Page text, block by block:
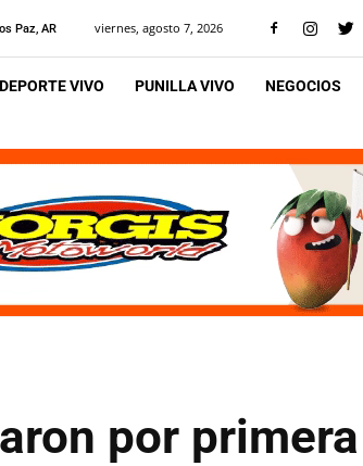
Paz, AR viernes, agosto 7, 2026
DEPORTE VIVO PUNILLA VIVO NEGOCIOS
por primera